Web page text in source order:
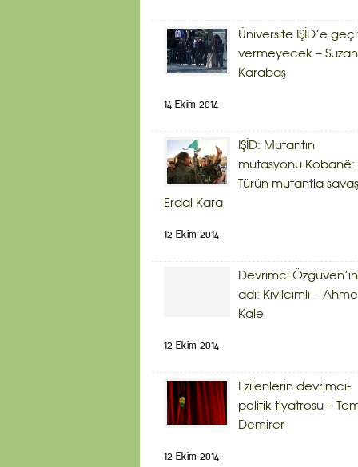
Üniversite IŞİD’e
vermeyecek – Suzan
Karabaş
14 Ekim 2014
IŞİD: Mutantın
mutasyonu Kobanê:
Türün mutantla
Erdal Kara
12 Ekim 2014
Devrimci Özgüven’in
adı: Kıvılcımlı –
Kale
12 Ekim 2014
Ezilenlerin devrimci-
politik tiyatrosu –
Demirer
12 Ekim 2014